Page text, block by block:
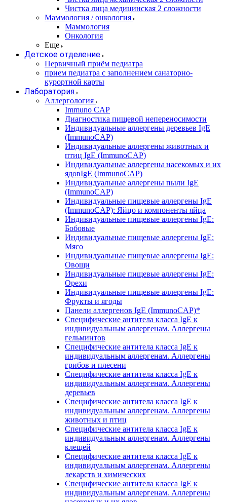
Чистка лица медицинская 2 сложности
Маммология / онкология
Маммология
Онкология
Еще
Детское отделение
Первичный приём педиатра
прием педиатра с заполнением санаторно-
курортной карты
Лаборатория
Аллергология
Immuno CAP
Диагностика пищевой непереносимости
Индивидуальные аллергены деревьев IgE
(ImmunoCAP)
Индивидуальные аллергены животных и
птиц IgE (ImmunoCAP)
Индивидуальные аллергены насекомых и их
ядовIgE (ImmunoCAP)
Индивидуальные аллергены пыли IgE
(ImmunoCAP)
Индивидуальные пищевые аллергены IgE
(ImmunoCAP): Яйцо и компоненты яйца
Индивидуальные пищевые аллергены IgE:
Бобовые
Индивидуальные пищевые аллергены IgE:
Мясо
Индивидуальные пищевые аллергены IgE:
Овощи
Индивидуальные пищевые аллергены IgE:
Орехи
Индивидуальные пищевые аллергены IgE:
Фрукты и ягоды
Панели аллергенов IgE (ImmunoCAP)*
Специфические антитела класса IgE к
индивидуальным аллергенам. Аллергены
гельминтов
Специфические антитела класса IgE к
индивидуальным аллергенам. Аллергены
грибов и плесени
Специфические антитела класса IgE к
индивидуальным аллергенам. Аллергены
деревьев
Специфические антитела класса IgE к
индивидуальным аллергенам. Аллергены
животных и птиц
Специфические антитела класса IgE к
индивидуальным аллергенам. Аллергены
клещей
Специфические антитела класса IgE к
индивидуальным аллергенам. Аллергены
лекарств и химических
Специфические антитела класса IgE к
индивидуальным аллергенам. Аллергены